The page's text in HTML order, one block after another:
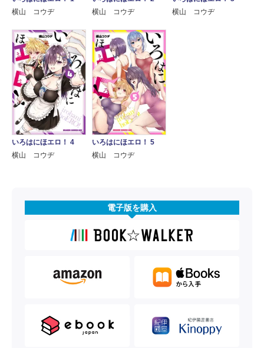
横山 コウヂ
横山 コウヂ
横山 コウヂ
いろはにほエロ！ 4
横山 コウヂ
いろはにほエロ！ 5
横山 コウヂ
電子版を購入